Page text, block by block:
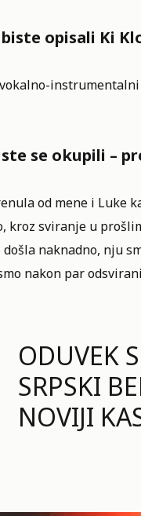
biste opisali Ki
vokalno-
ste se okupili –
od mene i Luke
kroz sviranje u
naknadno, nju
nakon par
ODUVEK
SRPSKI
NOVIJI